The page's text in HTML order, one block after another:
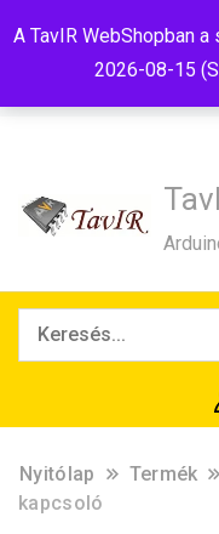
A TavIR WebShopban
2026-08-15
Nyitólap Termék
kapcsoló